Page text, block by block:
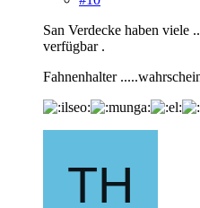
San Verdecke haben viele
verfügbar .
Fahnenhalter